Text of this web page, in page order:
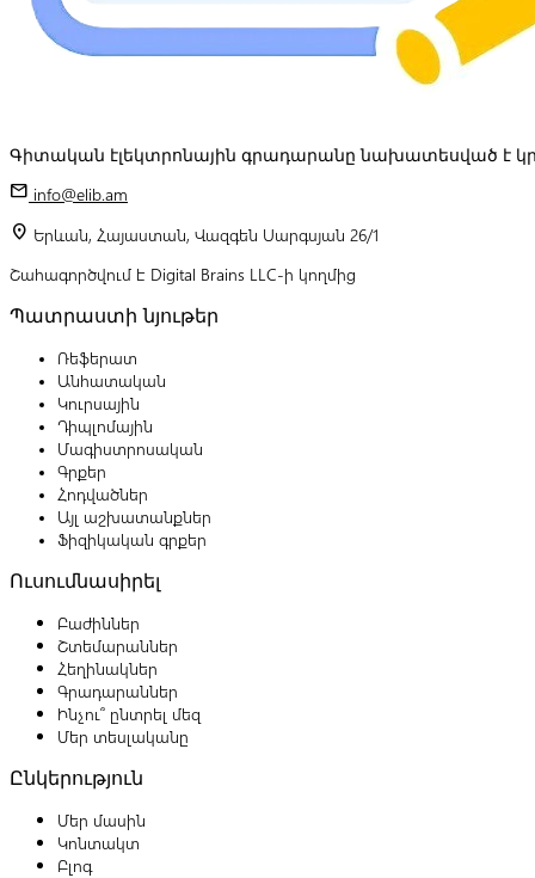
Գիտական էլեկտրոնային գրադարանը նախատեսված է
mail info@elib.am
location_on Երևան, Հայաստան, Վազգեն Սարգսյան 26/1
Շահագործվում է Digital Brains LLC-ի կողմից
Պատրաստի նյութեր
Ռեֆերատ
Անհատական
Կուրսային
Դիպլոմային
Մագիստրոսական
Գրքեր
Հոդվածներ
Այլ աշխատանքներ
Ֆիզիկական գրքեր
Ուսումնասիրել
Բաժիններ
Շտեմարաններ
Հեղինակներ
Գրադարաններ
Ինչու՞ ընտրել մեզ
Մեր տեսլականը
Ընկերություն
Մեր մասին
Կոնտակտ
Բլոգ